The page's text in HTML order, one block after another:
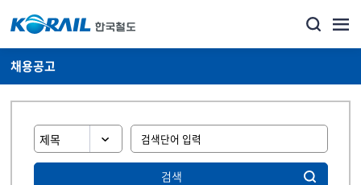
채용공고
검색